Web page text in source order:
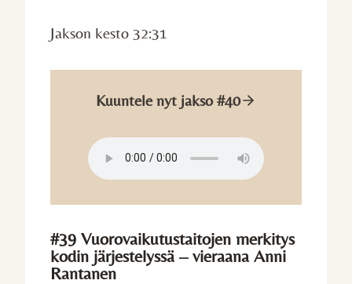
Jakson kesto 32:31
Kuuntele nyt jakso #40
#39 Vuorovaikutustaitojen merkitys
kodin järjestelyssä – vieraana Anni
Rantanen